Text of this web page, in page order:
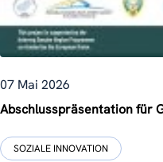
07 Mai 2026
Abschlusspräsentation für
SOZIALE INNOVATION